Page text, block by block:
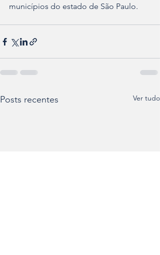
municípios do estado de São Paulo.
Posts recentes Ver tudo